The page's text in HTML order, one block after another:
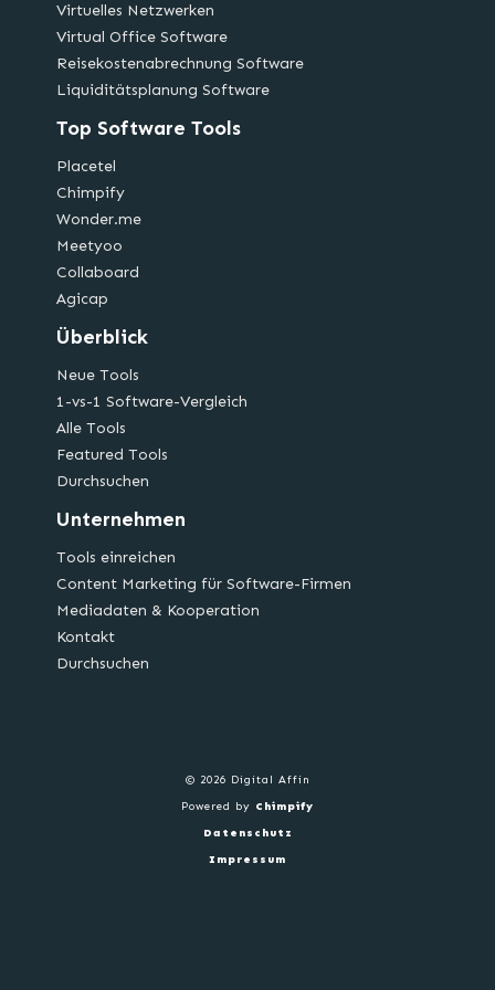
Virtuelles Netzwerken
Virtual Office Software
Reisekostenabrechnung Software
Liquiditätsplanung Software
Top Software Tools
Placetel
Chimpify
Wonder.me
Meetyoo
Collaboard
Agicap
Überblick
Neue Tools
1-vs-1 Software-Vergleich
Alle Tools
Featured Tools
Durchsuchen
Unternehmen
Tools einreichen
Content Marketing für Software-Firmen
Mediadaten & Kooperation
Kontakt
Durchsuchen
© 2026 Digital Affin
Powered by Chimpify
Datenschutz
Impressum